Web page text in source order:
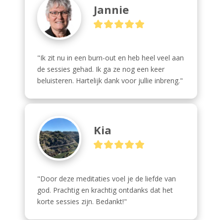
Jannie
"Ik zit nu in een burn-out en heb heel veel aan
de sessies gehad. Ik ga ze nog een keer
beluisteren. Hartelijk dank voor jullie inbreng."
Kia
"Door deze meditaties voel je de liefde van
god. Prachtig en krachtig ontdanks dat het
korte sessies zijn. Bedankt!"